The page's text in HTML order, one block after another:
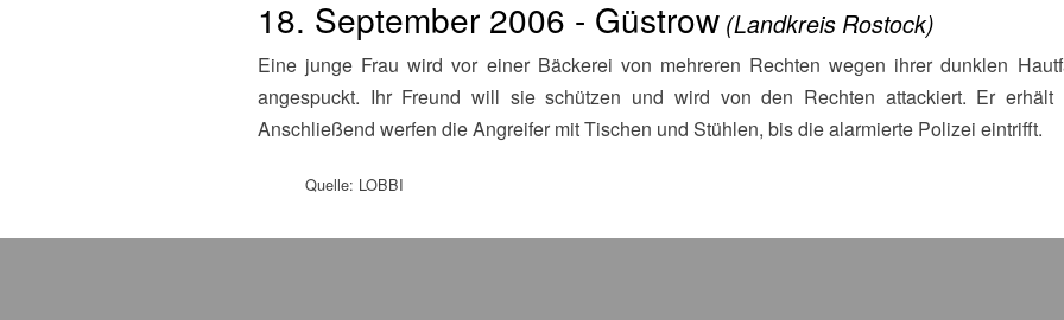
18. September 2006 - Güstrow(Landkreis Rostock)
Eine junge Frau wird vor einer Bäckerei von mehreren Rechten wegen ihrer dunklen Hautfarbe rassistisch beschimpft und
angespuckt. Ihr Freund will sie schützen und wird von den Rechten attackiert. Er erhält
Anschließend werfen die Angreifer mit Tischen und Stühlen, bis die alarmierte Polizei eintrifft.
Quelle: LOBBI